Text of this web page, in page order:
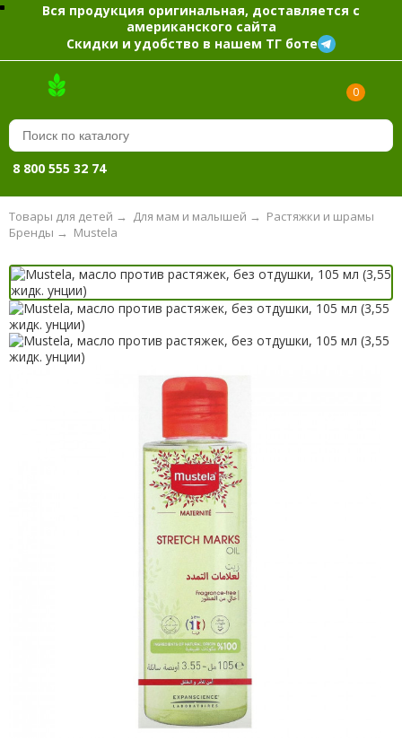
Вся продукция оригинальная, доставляется с
американского сайта
Скидки и удобство в нашем ТГ боте
0
8 800 555 32 74
Товары для детей → Для мам и малышей → Растяжки и шрамы
Mustela
Бренды →